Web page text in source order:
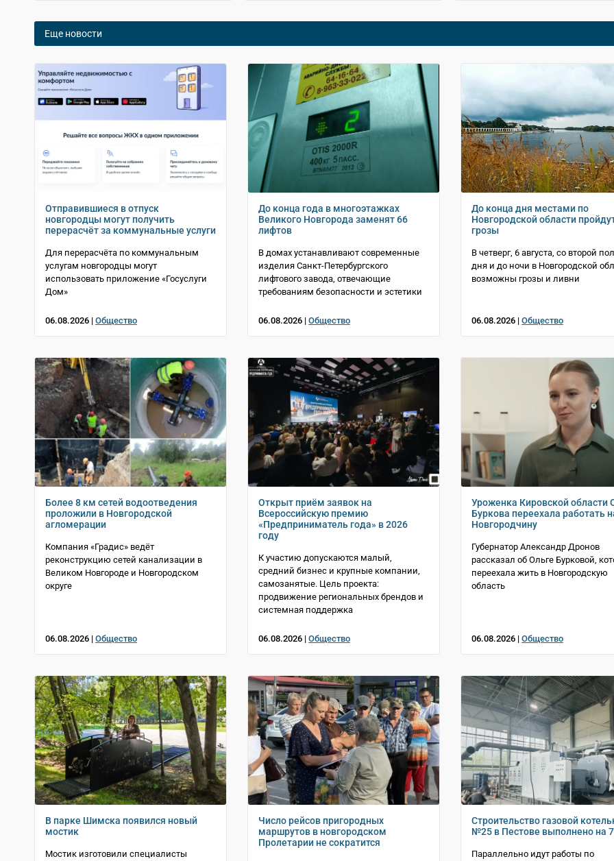
Еще новости
Отправившиеся в отпуск
новгородцы могут получить
перерасчёт за коммунальные услуги
Для перерасчёта по коммунальным
услугам новгородцы могут
использовать приложение «Госуслуги
Дом»
06.08.2026 | Общество
До конца года в многоэтажках
Великого Новгорода заменят 66
лифтов
В домах устанавливают современные
изделия Санкт-Петербургского
лифтового завода, отвечающие
требованиям безопасности и эстетики
06.08.2026 | Общество
До конца дня местами по
Новгородской области
грозы
В четверг, 6 августа, со второй
дня и до ночи в Новгородской
возможны грозы и ливни
06.08.2026 | Общество
Более 8 км сетей водоотведения
проложили в Новгородской
агломерации
Компания «Градис» ведёт
реконструкцию сетей канализации в
Великом Новгороде и Новгородском
округе
06.08.2026 | Общество
Открыт приём заявок на
Всероссийскую премию
«Предприниматель года» в 2026
году
К участию допускаются малый,
средний бизнес и крупные компании,
самозанятые. Цель проекта:
продвижение региональных брендов и
системная поддержка
06.08.2026 | Общество
Уроженка Кировской области
Буркова переехала работать
Новгородчину
Губернатор Александр Дронов
рассказал об Ольге Бурковой,
переехала жить в Новгородскую
область
06.08.2026 | Общество
В парке Шимска появился новый
мостик
Мостик изготовили специалисты
Число рейсов пригородных
маршрутов в новгородском
Пролетарии не сократится
Строительство газовой
№25 в Пестове выполнено на
Параллельно идут работы по